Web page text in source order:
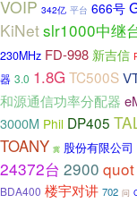
VOIP 342亿 平台 666号
KiNetslr1000中继
230MHz FD-998 新吉信
器 3.0 1.8G TC500S
和源通信功率分配器
3000M Phil DP405
TOANY 冀 股份有限公司
24372台 2900 quot
BDA400 楼宇对讲 702 问